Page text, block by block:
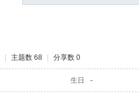
主题数 68 分享数 0
生日 -